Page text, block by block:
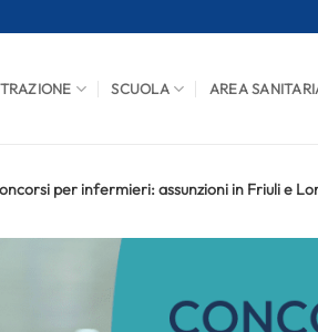
SCUOLA AREA
per infermieri: assunzioni in Friuli e